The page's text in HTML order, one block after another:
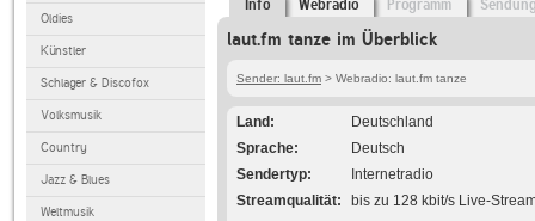
Oldies
Künstler
Schlager & Discofox
Volksmusik
Country
Jazz & Blues
Weltmusik
Info Webradio Programm
laut.fm tanze im Überblick
Sender: laut.fm > Webradio: laut.fm tanze
Land
Deutschland
Sprache
Deutsch
Sendertyp
Internetradio
Streamqualität
bis zu 128 kbit/s Live-